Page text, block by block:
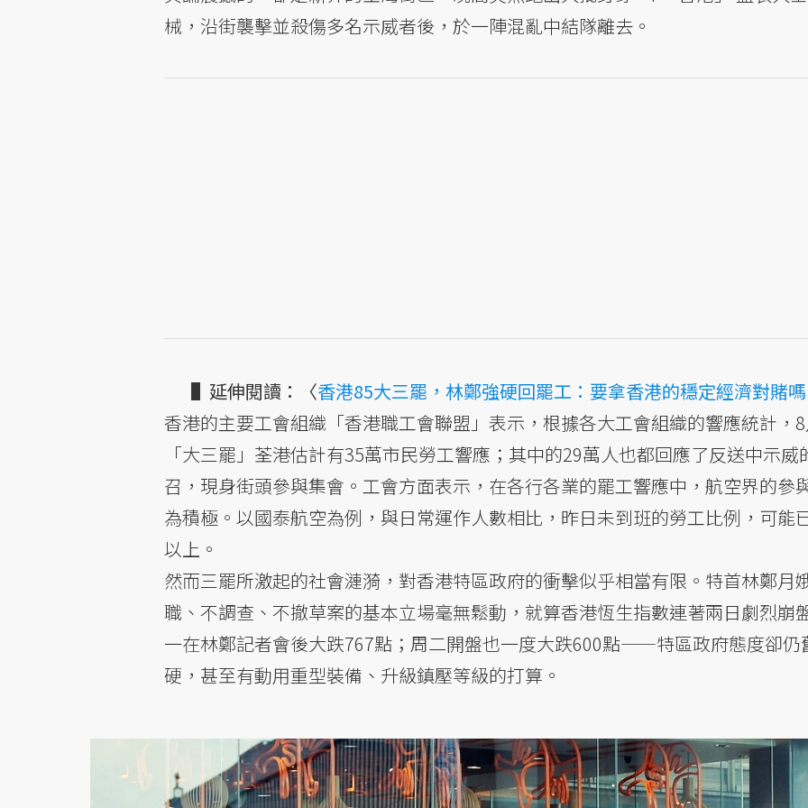
械，沿街襲擊並殺傷多名示威者後，於一陣混亂中結隊離去。
▌延伸閱讀：〈香港85大三罷，林鄭強硬回罷工：要拿香港的穩定經濟對賭
香港的主要工會組織「香港職工會聯盟」表示，根據各大工會組織的響應統計，
「大三罷」荃港估計有35萬市民勞工響應；其中的29萬人也都回應了反送中示威
召，現身街頭參與集會。工會方面表示，在各行各業的罷工響應中，航空界的參
為積極。以國泰航空為例，與日常運作人數相比，昨日未到班的勞工比例，可能
以上。
然而三罷所激起的社會漣漪，對香港特區政府的衝擊似乎相當有限。特首林鄭月
職、不調查、不撤草案的基本立場毫無鬆動，就算香港恆生指數連著兩日劇烈
一在林鄭記者會後大跌767點；周二開盤也一度大跌600點——特區政府態度卻仍
硬，甚至有動用重型裝備、升級鎮壓等級的打算。